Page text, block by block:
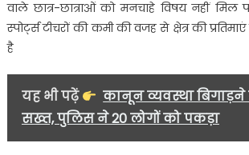
वाले छात्र-छात्राओं को मनचाहे विषय नहीं मिल
स्पोर्ट्स टीचरों की कमी की वजह से क्षेत्र की
है
यह भी पढ़ें
कानून व्यवस्था बिगाड़ने
सख्त, पुलिस ने 20 लोगों को पकड़ा